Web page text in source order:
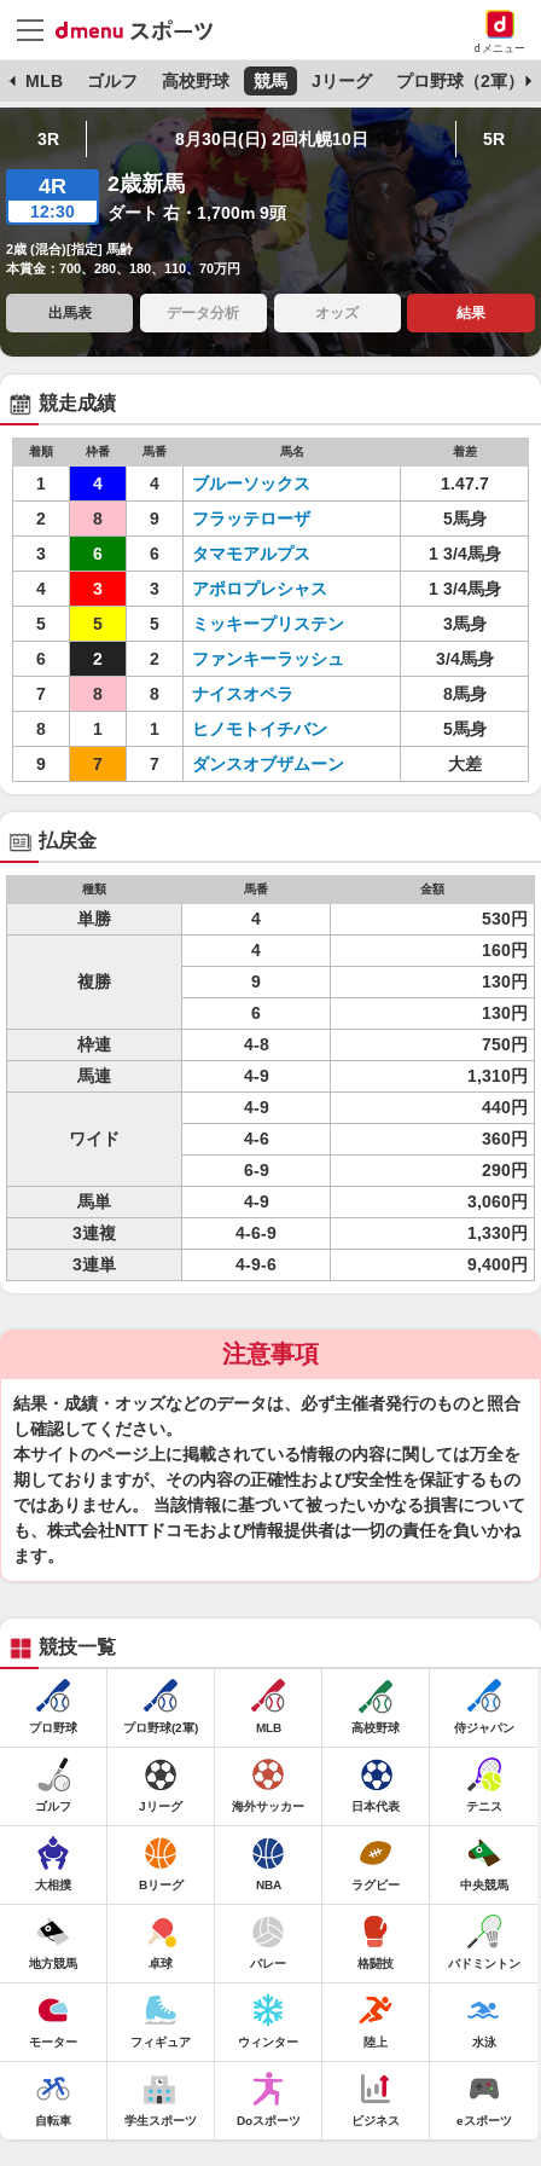
dメニュー
MLB ゴルフ 高校野球 競馬 Jリーグ プロ野球（2軍）
3R 8月30日(日) 2回札幌10日 5R
4R
12:30
2歳新馬
ダート 右・1,700m 9頭
2歳 (混合)[指定] 馬齢
本賞金：700、280、180、110、70万円
出馬表 データ分析 オッズ 結果
競走成績
着順 枠番 馬番 馬名 着差
1 4 4 ブルーソックス
1.47.7
2
8 9 フラッテローザ
5馬身
3
6 6 タマモアルプス
1 3/4馬身
4
3 3 アポロプレシャス
1 3/4馬身
5
5 5 ミッキープリステン
3馬身
6
2 2 ファンキーラッシュ
3/4馬身
7
8 8 ナイスオペラ
8馬身
8
1 1 ヒノモトイチバン
5馬身
9
7 7 ダンスオブザムーン 大差
払戻金
種類 馬番 金額
単勝 4 530円
複勝
4
160円
9
130円
6
130円
枠連
4-8
750円
馬連
4-9 1,310円
ワイド
4-9
440円
4-6
360円
6-9
290円
馬単
4-9
3,060円
3連複
4-6-9
1,330円
3連単
4-9-6 9,400円
注意事項
結果・成績・オッズなどのデータは、必ず主催者発行のものと照合
し確認してください。
本サイトのページ上に掲載されている情報の内容に関しては万全を
期しておりますが、その内容の正確性および安全性を保証するもの
ではありません。 当該情報に基づいて被ったいかなる損害について
も、株式会社NTTドコモおよび情報提供者は一切の責任を負いかね
ます。
競技一覧
プロ野球 プロ野球(2軍) MLB 高校野球 侍ジャパン
ゴルフ Jリーグ 海外サッカー 日本代表 テニス
大相撲 Bリーグ NBA ラグビー 中央競馬
地方競馬 卓球 バレー 格闘技 バドミントン
モーター フィギュア ウィンター 陸上 水泳
自転車 学生スポーツ Doスポーツ ビジネス eスポーツ